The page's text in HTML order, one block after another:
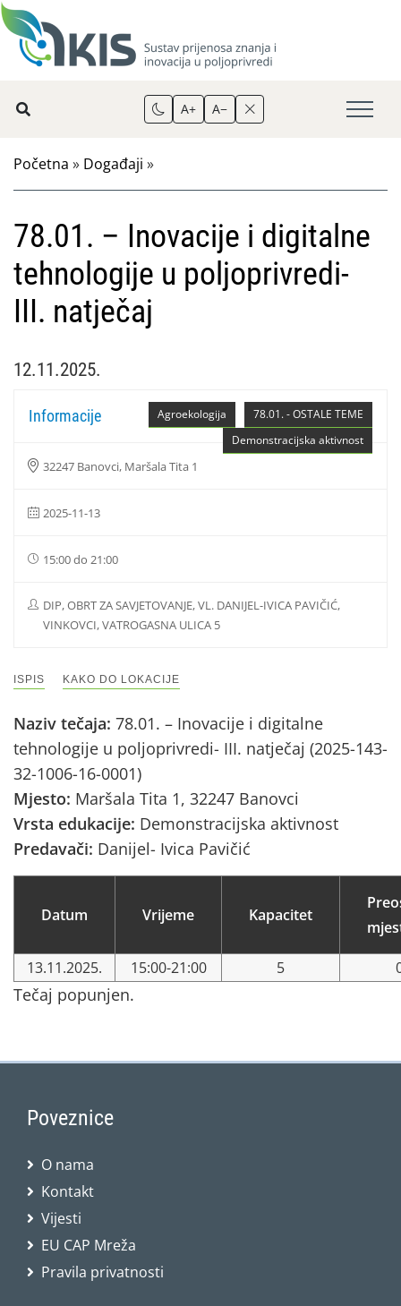
A+ A−
Početna » Događaji »
78.01. – Inovacije i digitalne
tehnologije u poljoprivredi-
III. natječaj
12.11.2025.
78.01. - OSTALE TEME
Agroekologija
Demonstracijska aktivnost
Informacije
32247 Banovci, Maršala Tita 1
2025-11-13
15:00 do 21:00
DIP, OBRT ZA SAVJETOVANJE, VL. DANIJEL-IVICA PAVIČIĆ,
VINKOVCI, VATROGASNA ULICA 5
ISPIS KAKO DO LOKACIJE
Naziv tečaja: 78.01. – Inovacije i digitalne
tehnologije u poljoprivredi- III. natječaj (2025-143-
32-1006-16-0001)
Mjesto: Maršala Tita 1, 32247 Banovci
Vrsta edukacije: Demonstracijska aktivnost
Predavači: Danijel- Ivica Pavičić
Datum Vrijeme Kapacitet
13.11.2025. 15:00-21:00 5
Tečaj popunjen.
Poveznice
O nama
Kontakt
Vijesti
EU CAP Mreža
Pravila privatnosti